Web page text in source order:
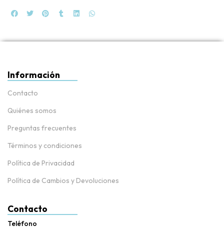
Información
Contacto
Quiénes somos
Preguntas frecuentes
Términos y condiciones
Política de Privacidad
Política de Cambios y Devoluciones
Contacto
Teléfono